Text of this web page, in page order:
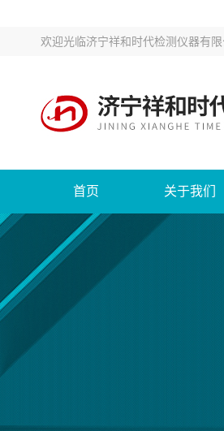
欢迎光临济宁祥和时代检测仪器有
首页 关于我们